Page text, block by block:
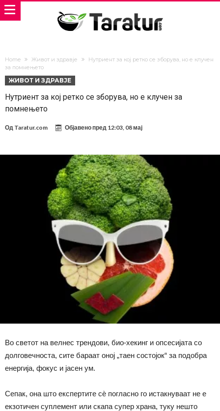
Home Живот и здравје
Нутриент за кој ретко се зборува, но е клучен
за помнењето
ЖИВОТ И ЗДРАВЈЕ
Нутриент за кој ретко се зборува, но е клучен за
помнењето
Од Taratur.com Објавено пред 12:03, 08 мај
Во светот на велнес трендови, био-хекинг и опсесијата со
долговечноста, сите бараат оној „таен состојок“ за подобра
енергија, фокус и јасен ум.
Сепак, она што експертите сѐ погласно го истакнуваат не е
екзотичен суплемент или скапа супер храна, туку нешто